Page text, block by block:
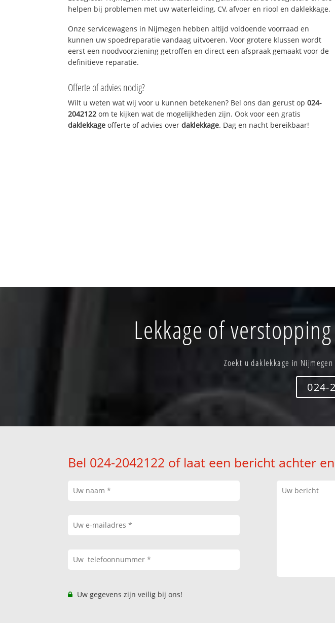
helpen bij problemen met uw waterleiding, CV, afvoer en riool en daklekkage.
Onze servicewagens in Nijmegen hebben altijd voldoende voorraad en
kunnen uw spoedreparatie vandaag uitvoeren. Voor grotere klussen wordt
eerst een noodvoorziening getroffen en direct een afspraak gemaakt voor de
definitieve reparatie.
Offerte of advies nodig?
Wilt u weten wat wij voor u kunnen betekenen? Bel ons dan gerust op024-
2042122 om te kijken wat de mogelijkheden zijn. Ook voor een gratis
daklekkage offerte of advies overdaklekkage. Dag en nacht bereikbaar!
Lekkage of
Zoekt u daklekkage in
024-
Bel 024-2042122 of laat een bericht achter
Uw gegevens zijn veilig bij ons!